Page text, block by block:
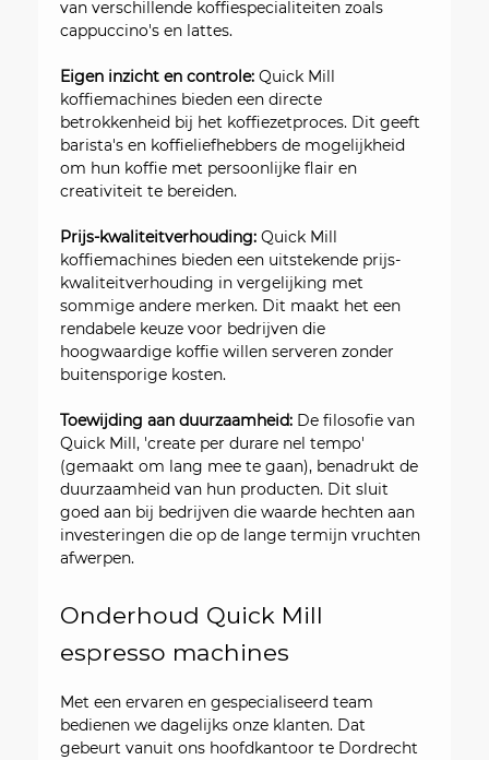
van verschillende koffiespecialiteiten zoals
cappuccino's en lattes.
Eigen inzicht en controle: Quick Mill
koffiemachines bieden een directe
betrokkenheid bij het koffiezetproces. Dit geeft
barista's en koffieliefhebbers de mogelijkheid
om hun koffie met persoonlijke flair en
creativiteit te bereiden.
Prijs-kwaliteitverhouding: Quick Mill
koffiemachines bieden een uitstekende prijs-
kwaliteitverhouding in vergelijking met
sommige andere merken. Dit maakt het een
rendabele keuze voor bedrijven die
hoogwaardige koffie willen serveren zonder
buitensporige kosten.
Toewijding aan duurzaamheid: De filosofie van
Quick Mill, 'create per durare nel tempo'
(gemaakt om lang mee te gaan), benadrukt de
duurzaamheid van hun producten. Dit sluit
goed aan bij bedrijven die waarde hechten aan
investeringen die op de lange termijn vruchten
afwerpen.
Onderhoud Quick Mill
espresso machines
Met een ervaren en gespecialiseerd team
bedienen we dagelijks onze klanten. Dat
gebeurt vanuit ons hoofdkantoor te Dordrecht